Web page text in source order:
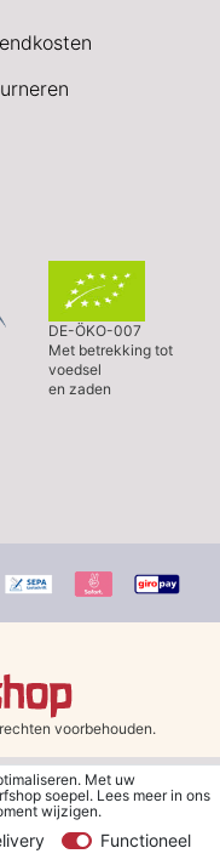
DE-ÖKO-007
Met betrekking tot
voedsel
en zaden
voorbehouden.
vanaf 79 euro bij het
- Besparing op
Met uw
soepel. Lees meer in ons
wijzigen.
Functioneel